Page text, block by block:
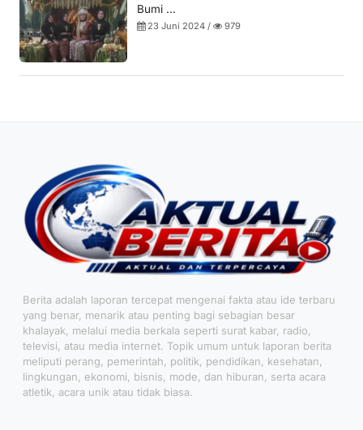
Bumi ...
23 Juni 2024 / 979
Berita adalah laporan tercepat mengenai fakta atau ide terbaru
yang benar, menarik atau penting bagi sebagian besar
khalayak, melalui media berkala seperti surat kabar, radio,
televisi, atau media internet. Topik umum untuk laporan berita
meliputi perang, pemerintah, politik, pendidikan, kesehatan,
lingkungan, ekonomi, bisnis, mode, dan hiburan, serta acara
atletik, acara unik atau tidak biasa.